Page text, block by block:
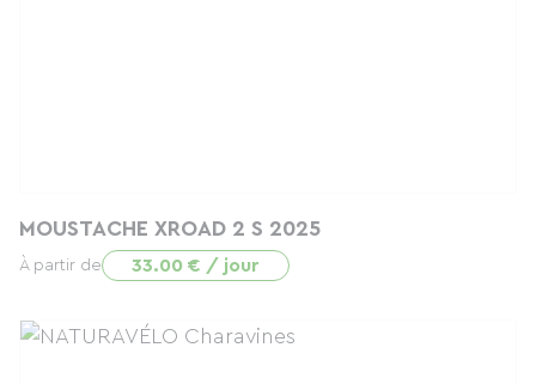
MOUSTACHE XROAD 2 S 2025
À partir de 33.00 € / jour